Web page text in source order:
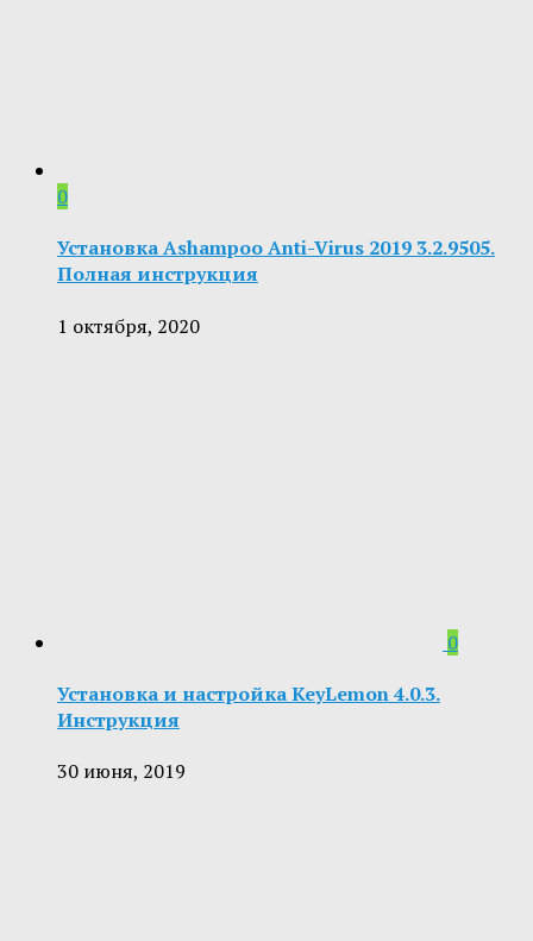
0
Установка Ashampoo Anti-Virus 2019 3.2.9505.
Полная инструкция
1 октября, 2020
0
Установка и настройка KeyLemon 4.0.3.
Инструкция
30 июня, 2019